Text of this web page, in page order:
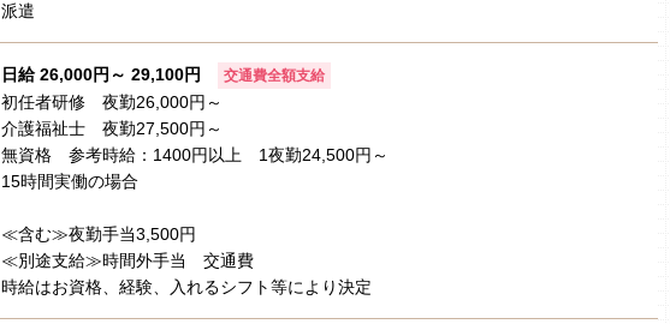
派遣
日給 26,000円～ 29,100円 交通費全額支給
初任者研修 夜勤26,000円～
介護福祉士 夜勤27,500円～
無資格 参考時給：1400円以上 1夜勤24,500円～
15時間実働の場合
≪含む≫夜勤手当3,500円
≪別途支給≫時間外手当 交通費
時給はお資格、経験、入れるシフト等により決定